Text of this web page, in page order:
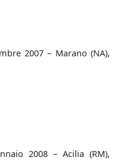
2007 – Marano (NA),
2008 – Acilia (RM),